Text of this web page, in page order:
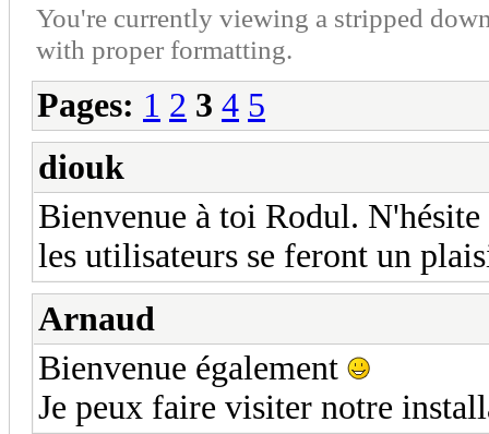
You're currently viewing a stripped
with proper formatting.
Pages: 1 2 3 4 5
diouk
Bienvenue à toi Rodul.
les utilisateurs se feront un
Arnaud
Bienvenue également
Je peux faire visiter notre